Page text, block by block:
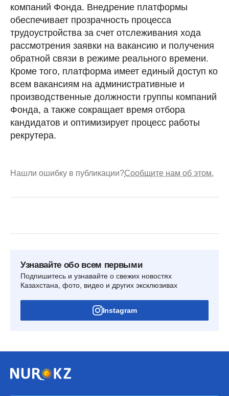
компаний Фонда. Внедрение платформы
обеспечивает прозрачность процесса
трудоустройства за счет отслеживания хода
рассмотрения заявки на вакансию и получения
обратной связи в режиме реального времени.
Кроме того, платформа имеет единый доступ ко
всем вакансиям на административные и
производственные должности группы компаний
Фонда, а также сокращает время отбора
кандидатов и оптимизирует процесс работы
рекрутера.
Нашли ошибку в публикации?Сообщите нам об этом.
Узнавайте обо всем первыми
Подпишитесь и узнавайте о свежих новостях
Казахстана, фото, видео и других эксклюзивах
Instagram